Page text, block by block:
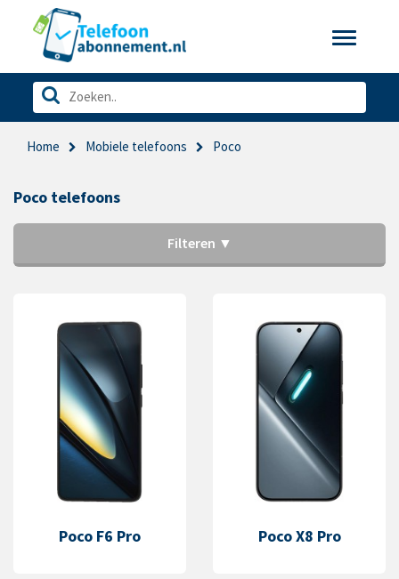
Toggle
Home Mobiele telefoons Poco
Poco telefoons
Filteren ▼
Poco F6 Pro Poco X8 Pro